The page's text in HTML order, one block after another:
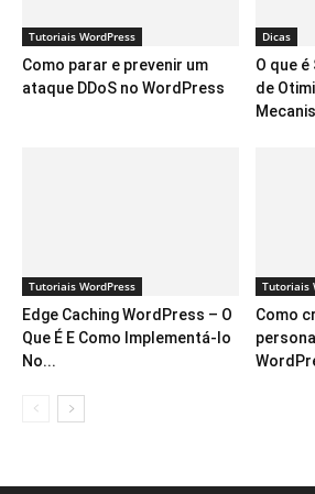
Tutoriais WordPress
Como parar e prevenir um
ataque DDoS no WordPress
Dicas
O que é
de
Tutoriais WordPress
Edge Caching WordPress – O
Que É E Como Implementá-lo
No...
Tutoriais
Como